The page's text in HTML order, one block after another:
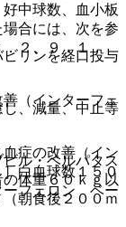
中球数、血小板
合には、次を参
２、９．１．
善（インターフェ
症の改善（イン
白血球数１５０
ーフェロン ベー
リンを経口投与
、減量、中止等
ル・ベルパタス
体重６０ｋｇ以
朝食後２００ｍ